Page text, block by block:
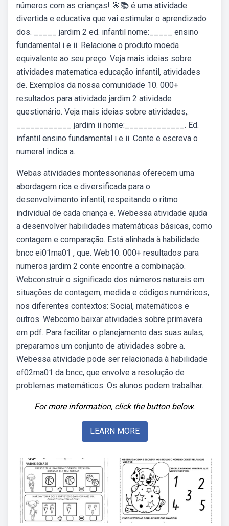
números com as crianças! 🎯📚 é uma atividade
divertida e educativa que vai estimular o aprendizado
dos. _____ jardim 2 ed. infantil nome:_____ ensino
fundamental i e ii. Relacione o produto moeda
equivalente ao seu preço. Veja mais ideias sobre
atividades matematica educação infantil, atividades
de. Exemplos da nossa comunidade 10. 000+
resultados para atividade jardim 2 atividade
questionário. Veja mais ideias sobre atividades,.
____________ jardim ii nome:_____________. Ed.
infantil ensino fundamental i e ii. Conte e escreva o
numeral indica a.
Webas atividades montessorianas oferecem uma
abordagem rica e diversificada para o
desenvolvimento infantil, respeitando o ritmo
individual de cada criança e. Webessa atividade ajuda
a desenvolver habilidades matemáticas básicas, como
contagem e comparação. Está alinhada à habilidade
bncc ei01ma01 , que. Web10. 000+ resultados para
numeros jardim 2 conte encontre a combinação.
Webconstruir o significado dos números naturais em
situações de contagem, medida e códigos numéricos,
nos diferentes contextos: Social, matemáticos e
outros. Webcomo baixar atividades sobre primavera
em pdf. Para facilitar o planejamento das suas aulas,
preparamos um conjunto de atividades sobre a.
Webessa atividade pode ser relacionada à habilidade
ef02ma01 da bncc, que envolve a resolução de
problemas matemáticos. Os alunos podem trabalhar.
For more information, click the button below.
LEARN MORE